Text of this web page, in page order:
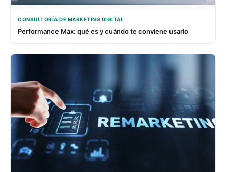
CONSULTORÍA DE MARKETING DIGITAL
Performance Max: qué es y cuándo te conviene usarlo